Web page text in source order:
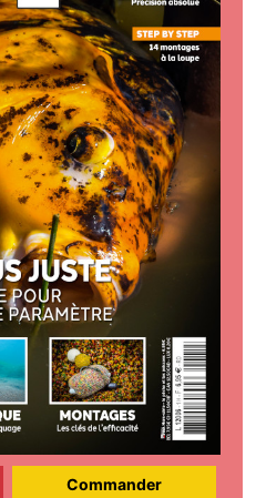
Commander